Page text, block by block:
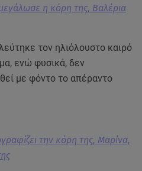
η κόρη της, Βαλέρια
τον ηλιόλουστο καιρό
ενώ φυσικά, δεν
με φόντο το απέραντο
την κόρη της, Μαρίνα,